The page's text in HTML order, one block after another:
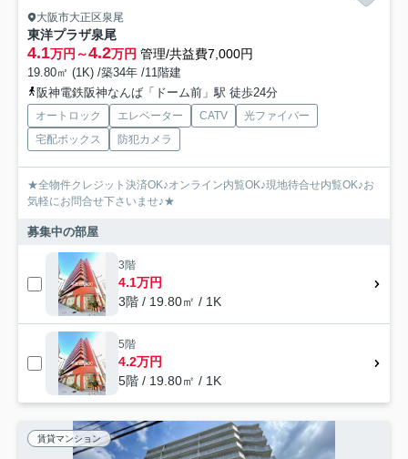
大阪市大正区泉尾
東洋プラザ泉尾
4.1万円～4.2万円 管理/共益費7,000円
19.80㎡ (1K) /築34年 /11階建
阪神電鉄阪神なんば「ドーム前」駅 徒歩24分
オートロック エレベーター CATV
光ファイバー
宅配ボックス
防犯カメラ
★全物件クレジット決済OK♪オンライン内覧OK♪現地待合せ内覧OK♪お
気軽にお問合せ下さいませ♪★
募集中の部屋
3階
4.1万円
3階 / 19.80㎡ / 1K
5階
4.2万円
5階 / 19.80㎡ / 1K
賃貸マンション